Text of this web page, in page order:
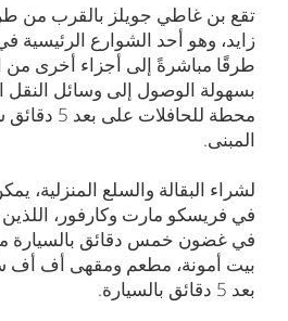
تقع بن غاطي جويلز بالقرب من
زايد، وهو أحد الشوارع الرئيسية
طرقًا مباشرةً إلى أجزاء أخرى من
بسهولة الوصول إلى وسائل النقل
محطة
المبنى.
لشراء البقالة والسلع المنزلية،
في فريسكو مارت وكارفور،
في غضون خمس دقائق بالسيارة
بيت أمونة، مطعم ومقهى أف أف
بعد 5 دقائق بالسيارة.